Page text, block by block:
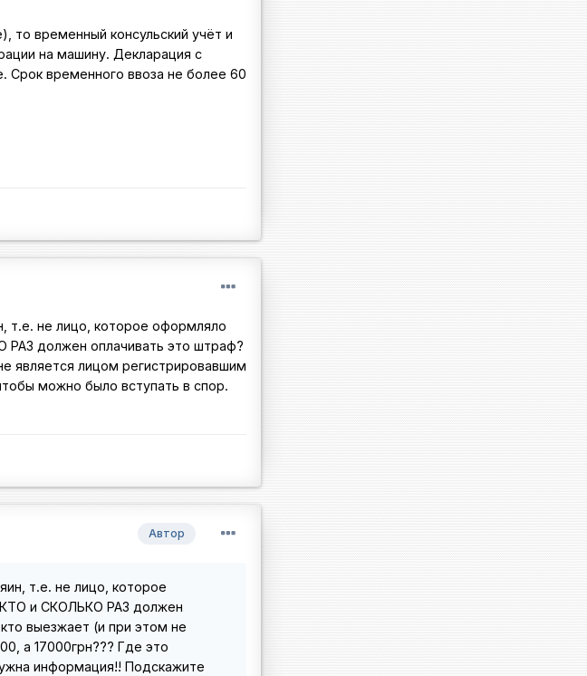
то временный консульский учёт и
на машину. Декларация с
Срок временного ввоза не более 60
т.е. не лицо, которое оформляло
должен оплачивать это штраф?
является лицом регистрировавшим
можно было вступать в спор.
Автор
т.е. не лицо, которое
и СКОЛЬКО РАЗ должен
выезжает (и при этом не
а 17000грн??? Где это
информация!! Подскажите